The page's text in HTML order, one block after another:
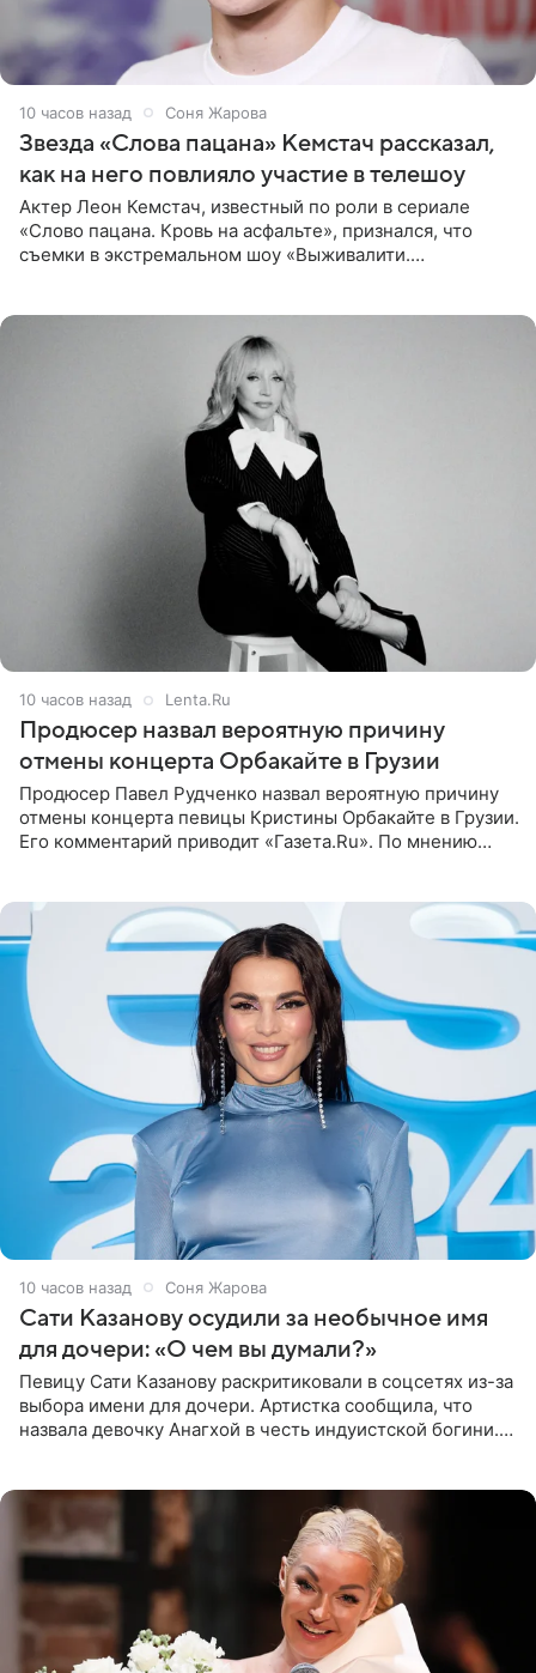
10 часов назад Соня Жарова
Звезда «Слова пацана» Кемстач рассказал,
как на него повлияло участие в телешоу
Актер Леон Кемстач, известный по роли в сериале
«Слово пацана. Кровь на асфальте», признался, что
съемки в экстремальном шоу «Выживалити.
10 часов назад Lenta.Ru
Продюсер назвал вероятную причину
отмены концерта Орбакайте в Грузии
Продюсер Павел Рудченко назвал вероятную причину
отмены концерта певицы Кристины Орбакайте в Грузии.
Его комментарий приводит «Газета.Ru». По мнению
10 часов назад Соня Жарова
Сати Казанову осудили за необычное имя
для дочери: «О чем вы думали?»
Певицу Сати Казанову раскритиковали в соцсетях из-за
выбора имени для дочери. Артистка сообщила, что
назвала девочку Анагхой в честь индуистской богини.